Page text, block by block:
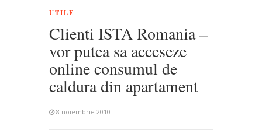
UTILE
Clienti ISTA Romania –
vor putea sa acceseze
online consumul de
caldura din apartament
8 noiembrie 2010